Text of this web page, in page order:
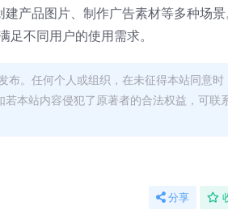
产品图片、制作广告素材等多种场景
不同用户的使用需求。
。任何个人或组织，在未征得本站同意时
本站内容侵犯了原著者的合法权益，可联
分享